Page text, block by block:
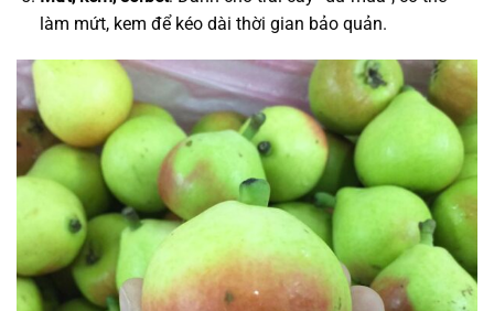
làm mứt, kem để kéo dài thời gian bảo quản.